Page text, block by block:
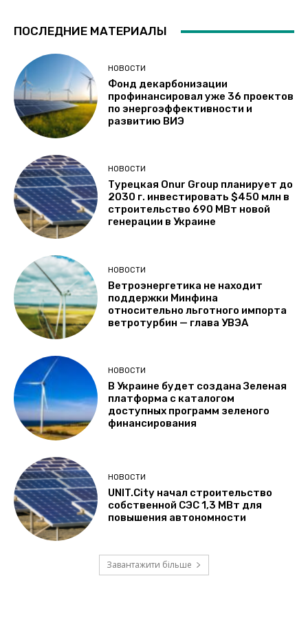
ПОСЛЕДНИЕ МАТЕРИАЛЫ
НОВОСТИ
Фонд декарбонизации
профинансировал уже 36 проектов
по энергоэффективности и
развитию ВИЭ
НОВОСТИ
Турецкая Onur Group планирует до
2030 г. инвестировать $450 млн в
строительство 690 МВт новой
генерации в Украине
НОВОСТИ
Ветроэнергетика не находит
поддержки Минфина
относительно льготного импорта
ветротурбин — глава УВЭА
НОВОСТИ
В Украине будет создана Зеленая
платформа с каталогом
доступных программ зеленого
финансирования
НОВОСТИ
UNIT.City начал строительство
собственной СЭС 1,3 МВт для
повышения автономности
Завантажити більше